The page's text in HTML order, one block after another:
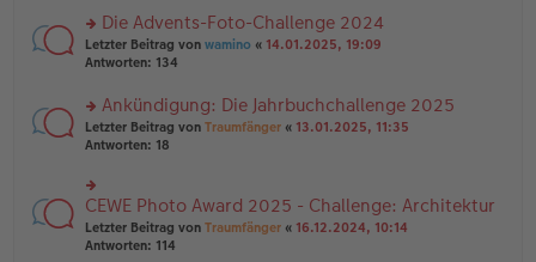
tr
a
g
el
es
e
B
ei
tr
g
rs
te
n
g
el
e
n
er
B
Die Advents-Foto-Challenge 2024
Letzter Beitrag von wamino « 14.01.2025, 19:09
Antworten: 134
rs
te
u
n
g
el
es
Ankündigung: Die Jahrbuchchallenge 2025
Letzter Beitrag von Traumfänger « 13.01.2025, 11:35
Antworten: 18
rs
te
r
CEWE Photo Award 2025 - Challenge: Architektur
Letzter Beitrag von Traumfänger « 16.12.2024, 10:14
Antworten: 114